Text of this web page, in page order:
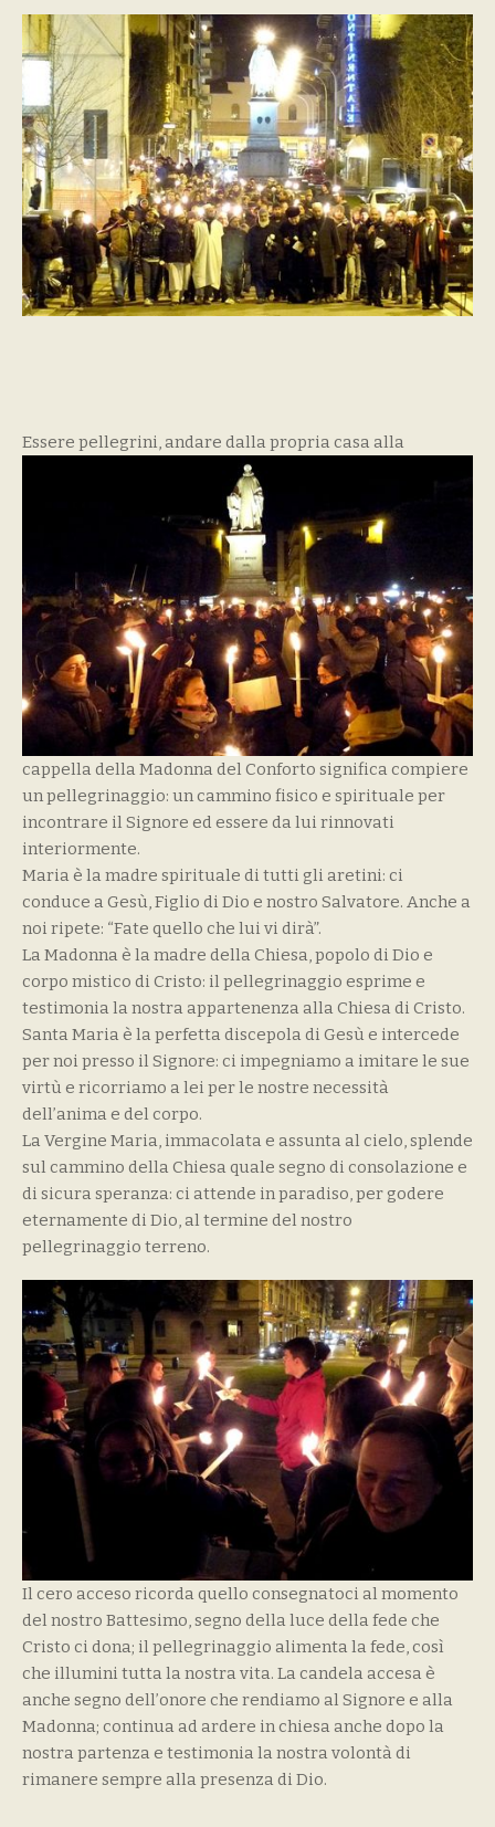
Essere pellegrini, andare dalla propria casa alla
cappella della Madonna del Conforto significa compiere
un pellegrinaggio: un cammino fisico e spirituale per
incontrare il Signore ed essere da lui rinnovati
interiormente.
Maria è la madre spirituale di tutti gli aretini: ci
conduce a Gesù, Figlio di Dio e nostro Salvatore. Anche a
noi ripete: “Fate quello che lui vi dirà”.
La Madonna è la madre della Chiesa, popolo di Dio e
corpo mistico di Cristo: il pellegrinaggio esprime e
testimonia la nostra appartenenza alla Chiesa di Cristo.
Santa Maria è la perfetta discepola di Gesù e intercede
per noi presso il Signore: ci impegniamo a imitare le sue
virtù e ricorriamo a lei per le nostre necessità
dell’anima e del corpo.
La Vergine Maria, immacolata e assunta al cielo, splende
sul cammino della Chiesa quale segno di consolazione e
di sicura speranza: ci attende in paradiso, per godere
eternamente di Dio, al termine del nostro
pellegrinaggio terreno.
Il cero acceso ricorda quello consegnatoci al momento
del nostro Battesimo, segno della luce della fede che
Cristo ci dona; il pellegrinaggio alimenta la fede, così
che illumini tutta la nostra vita. La candela accesa è
anche segno dell’onore che rendiamo al Signore e alla
Madonna; continua ad ardere in chiesa anche dopo la
nostra partenza e testimonia la nostra volontà di
rimanere sempre alla presenza di Dio.